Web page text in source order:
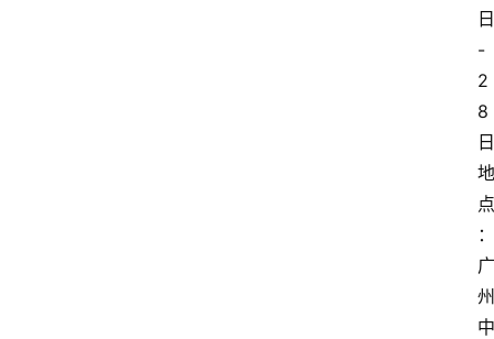
日
-
2
8
日
地
点
：
广
州
中